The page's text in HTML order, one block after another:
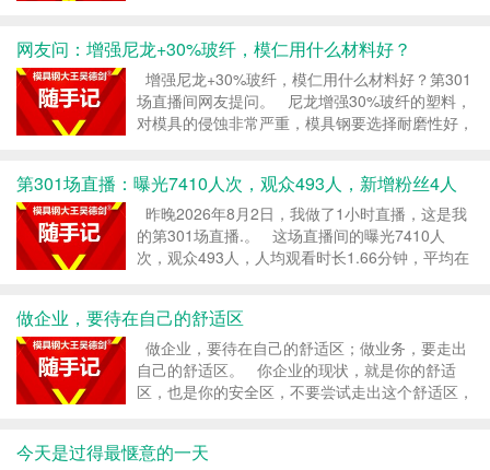
网友问：增强尼龙+30%玻纤，模仁用什么材料好？
增强尼龙+30%玻纤，模仁用什么材料好？第301
场直播间网友提问。 尼龙增强30%玻纤的塑料，
对模具的侵蚀非常严重，模具钢要选择耐磨性好，
第301场直播：曝光7410人次，观众493人，新增粉丝4人
昨晚2026年8月2日，我做了1小时直播，这是我
的第301场直播.。 这场直播间的曝光7410人
次，观众493人，人均观看时长1.66分钟，平均在
做企业，要待在自己的舒适区
做企业，要待在自己的舒适区；做业务，要走出
自己的舒适区。 你企业的现状，就是你的舒适
区，也是你的安全区，不要尝试走出这个舒适区，
做企业，安全是第一要务...
今天是过得最惬意的一天